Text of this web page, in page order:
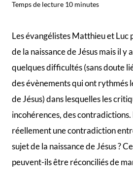
Temps de lecture 10 minutes
Les évangélistes Matthieu et Luc
de la naissance de Jésus mais il y
quelques difficultés (sans doute
des évènements qui ont rythmés
de Jésus) dans lesquelles les
incohérences, des
réellement une contradiction
sujet de la naissance de Jésus ?
peuvent-ils être réconciliés de